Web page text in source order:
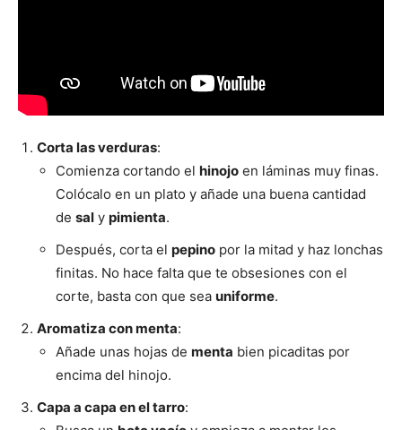
Corta las verduras:
Comienza cortando el hinojo en láminas muy finas.
Colócalo en un plato y añade una buena cantidad
de sal y pimienta.
Después, corta el pepino por la mitad y haz lonchas
finitas. No hace falta que te obsesiones con el
corte, basta con que sea uniforme.
Aromatiza con menta:
Añade unas hojas de menta bien picaditas por
encima del hinojo.
Capa a capa en el tarro: